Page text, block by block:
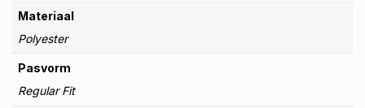
Materiaal
Polyester
Pasvorm
Regular Fit